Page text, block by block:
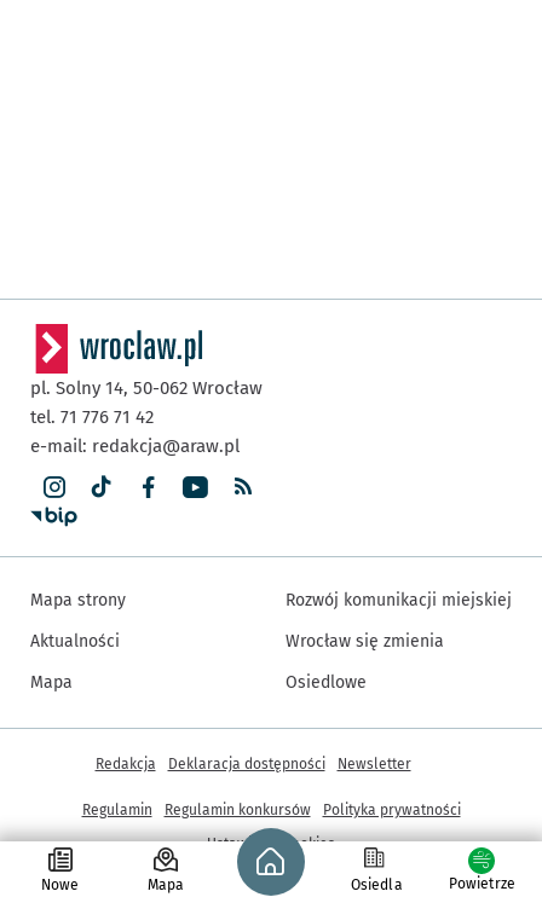
Nowe Mapa
Strona główna - wroclaw.pl
Osiedla Powietrze
pl. Solny 14, 50-062 Wrocław
tel. 71 776 71 42
e-mail: redakcja@araw.pl
Mapa strony
Aktualności
Mapa
Rozwój komunikacji miejskiej
Wrocław się zmienia
Osiedlowe
© Copyright 2005-2026, ARAW S.A., Gmina Wrocław
Inne informacje
Redakcja Deklaracja dostępności Newsletter
Regulamin Regulamin konkursów
Polityka prywatności
Ustawienia cookies